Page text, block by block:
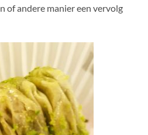
of andere manier een vervolg